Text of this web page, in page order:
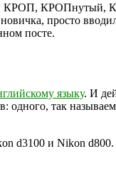
КРОП, КРОПнутый,
просто
посте.
языку. И
одного, так
d3100 и Nikon d800.